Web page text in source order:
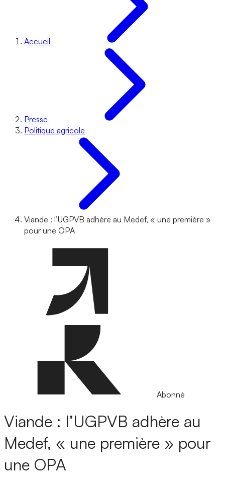
Accueil
Presse
Politique agricole
Viande : l’UGPVB adhère au Medef, « une première »
pour une OPA
Abonné
Viande : l’UGPVB adhère au
Medef, « une première » pour
une OPA